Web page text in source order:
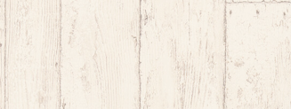
マイスウィートピアノ
チョコキャット
名探偵コナン
伊達政宗